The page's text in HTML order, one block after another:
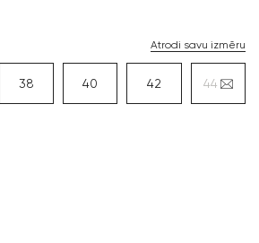
Atrodi savu izmēru
38 40 42 44